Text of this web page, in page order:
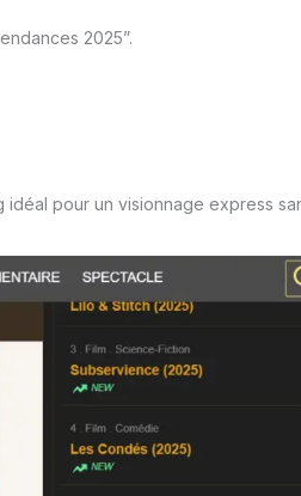
2025”.
idéal pour un visionnage express